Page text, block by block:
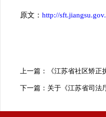
原文： http://
上一篇：《江苏省社区矫正
下一篇：关于《江苏省司法